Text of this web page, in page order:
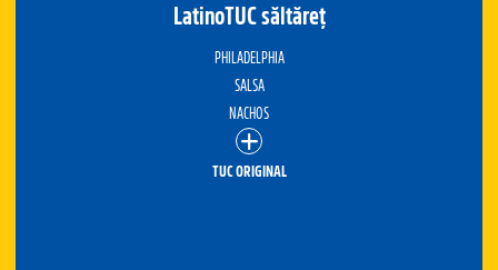
LatinoTUC săltăreț
PHILADELPHIA
SALSA
NACHOS
TUC ORIGINAL